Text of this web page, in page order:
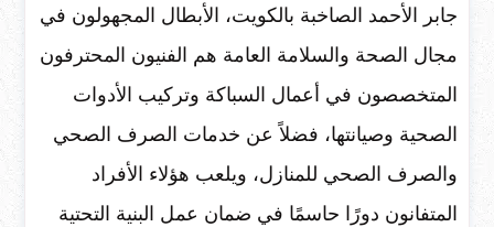
جابر الأحمد الصاخبة بالكويت، الأبطال المجهولون في
مجال الصحة والسلامة العامة هم الفنيون المحترفون
المتخصصون في أعمال السباكة وتركيب الأدوات
الصحية وصيانتها، فضلاً عن خدمات الصرف الصحي
والصرف الصحي للمنازل، ويلعب هؤلاء الأفراد
المتفانون دورًا حاسمًا في ضمان عمل البنية التحتية